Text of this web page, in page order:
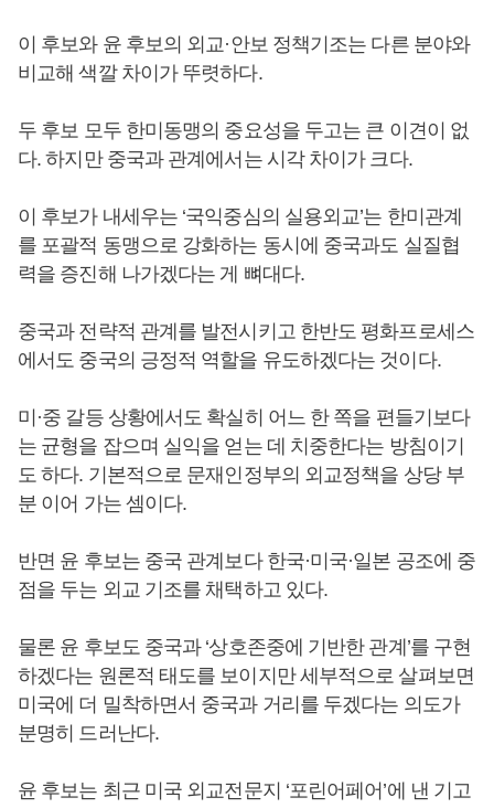
이 후보와 윤 후보의 외교·안보 정책기조는 다른 분야와
비교해 색깔 차이가 뚜렷하다.
두 후보 모두 한미동맹의 중요성을 두고는 큰 이견이 없
다. 하지만 중국과 관계에서는 시각 차이가 크다.
이 후보가 내세우는 ‘국익중심의 실용외교’는 한미관계
를 포괄적 동맹으로 강화하는 동시에 중국과도 실질협
력을 증진해 나가겠다는 게 뼈대다.
중국과 전략적 관계를 발전시키고 한반도 평화프로세스
에서도 중국의 긍정적 역할을 유도하겠다는 것이다.
미·중 갈등 상황에서도 확실히 어느 한 쪽을 편들기보다
는 균형을 잡으며 실익을 얻는 데 치중한다는 방침이기
도 하다. 기본적으로 문재인정부의 외교정책을 상당 부
분 이어 가는 셈이다.
반면 윤 후보는 중국 관계보다 한국·미국·일본 공조에 중
점을 두는 외교 기조를 채택하고 있다.
물론 윤 후보도 중국과 ‘상호존중에 기반한 관계’를 구현
하겠다는 원론적 태도를 보이지만 세부적으로 살펴보면
미국에 더 밀착하면서 중국과 거리를 두겠다는 의도가
분명히 드러난다.
윤 후보는 최근 미국 외교전문지 ‘포린어페어’에 낸 기고